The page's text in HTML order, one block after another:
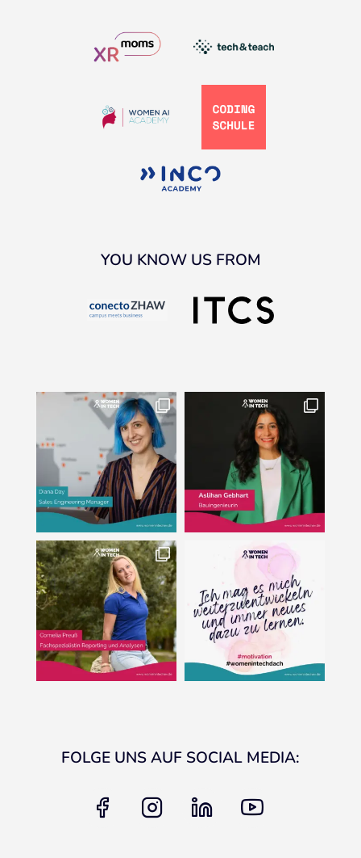
YOU KNOW US FROM
FOLGE UNS AUF SOCIAL MEDIA:
facebook instagram